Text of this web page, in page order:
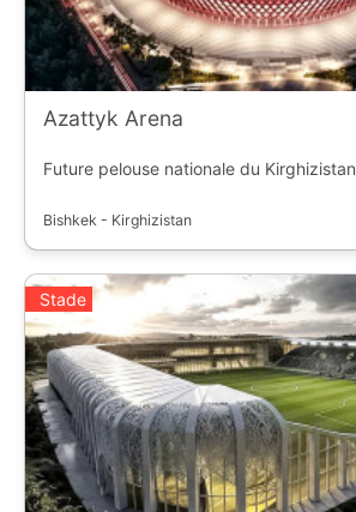
Azattyk Arena
Future pelouse nationale du Kirghizistan
Bishkek - Kirghizistan
Stade